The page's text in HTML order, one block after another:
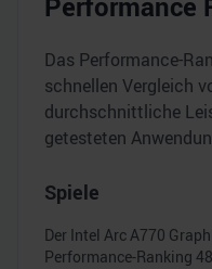
Das Performance-
schnellen Vergleich
durchschnittliche
getesteten
Spiele
Der Intel Arc A770
Performance-Ranking